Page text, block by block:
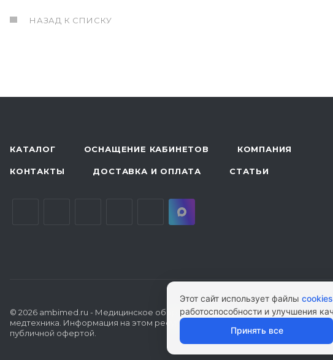
НАЗАД К СПИСКУ
КАТАЛОГ ОСНАЩЕНИЕ КАБИНЕТОВ КОМПАНИЯ
КОНТАКТЫ ДОСТАВКА И ОПЛАТА СТАТЬИ
© 2026 ambimed.ru - Медицинское оборудование и
медтехника. Информация на этом ресурсе не является
публичной офертой.
Этот сайт использует файлы cookies
работоспособности и улучшения
Принять все